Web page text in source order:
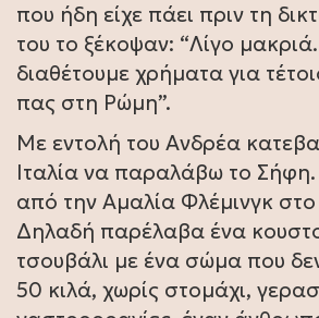
που ήδη είχε πάει πριν τη
του το ξέκοψαν: “Λίγο
διαθέτουμε χρήματα για
πας στη Ρώμη”.
Με εντολή του Ανδρέα
Ιταλία να παραλάβω το
από την Αμαλία Φλέμινγκ
Δηλαδή παρέλαβα ένα
τσουβάλι με ένα σώμα που
50 κιλά, χωρίς στομάχι,